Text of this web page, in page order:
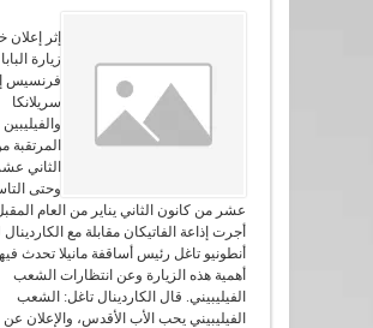
إثر إعلان
زيارة البابا
فرنسيس
سريلانكا
والفيليبين
المرتقبة
الثاني
وحتى
عشر من كانون الثاني يناير من العام
أجرت إذاعة الفاتيكان مقابلة مع
أنطونيو تاغل رئيس أساقفة مانيلا تحدث
أهمية هذه الزيارة وعن انتظارات الشعب
الفيليبيني. قال الكاردينال تاغل: الشعب
الفيليبيني يحب الأب الأقدس، والإعلان عن